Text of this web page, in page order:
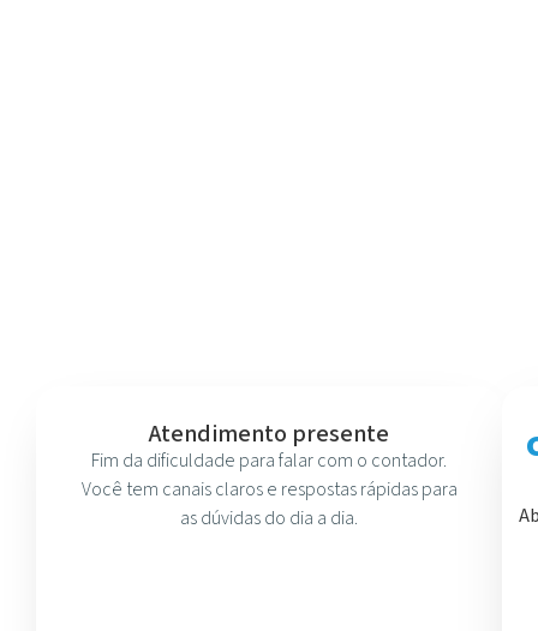
Atendimento presente
Fim da dificuldade para falar com o contador.
Você tem canais claros e respostas rápidas para
as dúvidas do dia a dia.